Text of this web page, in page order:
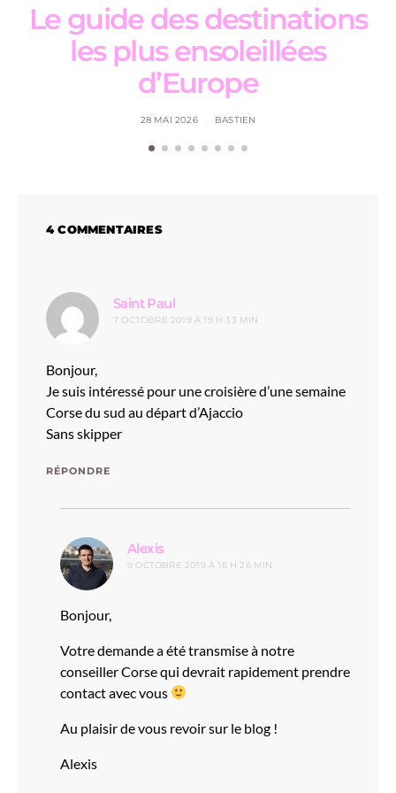
Le guide des destinations
les plus ensoleillées
d’Europe
28 MAI 2026 BASTIEN
4 COMMENTAIRES
Saint Paul
7 OCTOBRE 2019 À 19 H 33 MIN
Bonjour,
Je suis intéressé pour une croisière d’une semaine
Corse du sud au départ d’Ajaccio
Sans skipper
RÉPONDRE
Alexisdit :
9 OCTOBRE 2019 À 16 H 26 MIN
Bonjour,
Votre demande a été transmise à notre
conseiller Corse qui devrait rapidement prendre
contact avec vous
Au plaisir de vous revoir sur le blog !
Alexis